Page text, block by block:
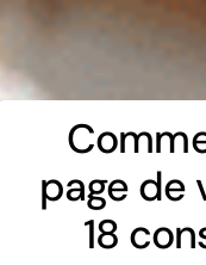
page de
18